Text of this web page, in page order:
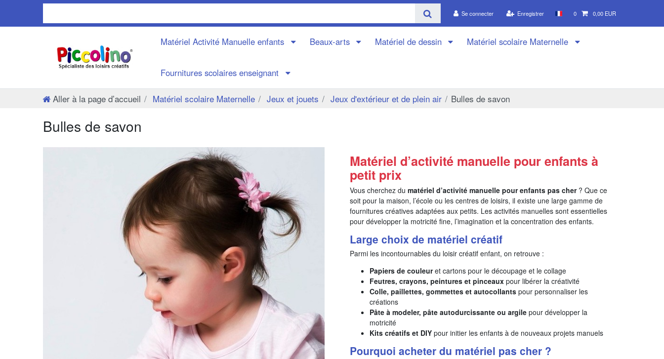
Se connecter Enregistrer 0 0,00 EUR
Matériel Activité Manuelle enfants Beaux-arts Matériel de dessin Matériel scolaire Maternelle
Fournitures scolaires enseignant
Aller à la page d’accueil Matériel scolaire Maternelle Jeux et jouets Jeux d'extérieur et de plein air Bulles de savon
Bulles de savon
Matériel d’activité manuelle pour enfants à
petit prix
Vous cherchez du matériel d’activité manuelle pour enfants pas cher? Que ce
soit pour la maison, l’école ou les centres de loisirs, il existe une large gamme de
fournitures créatives adaptées aux petits. Les activités manuelles sont essentielles
pour développer la motricité fine, l’imagination et la concentration des enfants.
Large choix de matériel créatif
Parmi les incontournables du loisir créatif enfant, on retrouve :
Papiers de couleuret cartons pour le découpage et le collage
Feutres, crayons, peintures et pinceaux pour libérer la créativité
Colle, paillettes, gommettes et autocollants pour personnaliser les
créations
Pâte à modeler, pâte autodurcissante ou argile pour développer la
motricité
Kits créatifs et DIY pour initier les enfants à de nouveaux projets manuels
Pourquoi acheter du matériel pas cher ?